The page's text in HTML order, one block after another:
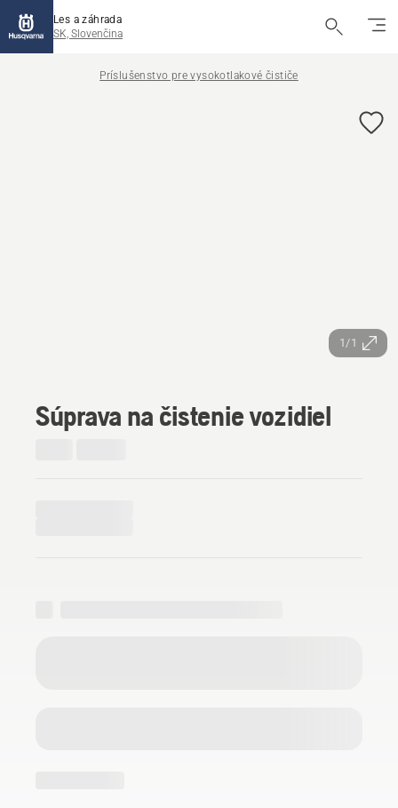
Les a záhrada
SK, Slovenčina
Príslušenstvo pre vysokotlakové čističe
1/1
Súprava na čistenie vozidiel